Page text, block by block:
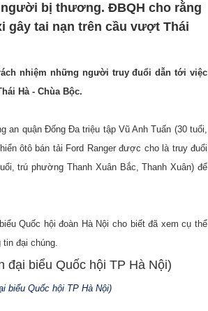
bị thương. ĐBQH cho rằng
gây tai nạn trên cầu vượt Thái
nhiệm những người truy đuổi dẫn tới việc
Hà - Chùa Bộc.
an quận Đống Đa triệu tập Vũ Anh Tuấn (30 tuổi,
ôtô bán tải Ford Ranger được cho là truy đuổi
trú phường Thanh Xuân Bắc, Thanh Xuân) để
Quốc hội đoàn Hà Nội cho biết đã xem cụ thể
đại chúng.
biểu Quốc hội TP Hà Nội)